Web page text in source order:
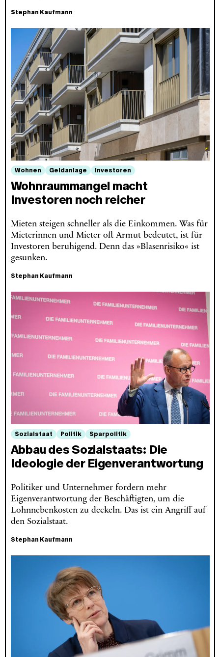
Stephan Kaufmann
Wohnen Geldanlage Investoren
Wohnraummangel macht
Investoren noch reicher
Mieten steigen schneller als die Einkommen. Was für
Mieterinnen und Mieter oft Armut bedeutet, ist für
Investoren beruhigend. Denn das »Blasenrisiko« ist
gesunken.
Stephan Kaufmann
Sozialstaat Politik Sparpolitik
Abbau des Sozialstaats: Die
Ideologie der Eigenverantwortung
Politiker und Unternehmer fordern mehr
Eigenverantwortung der Beschäftigten, um die
Lohnnebenkosten zu deckeln. Das ist ein Angriff auf
den Sozialstaat.
Stephan Kaufmann